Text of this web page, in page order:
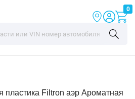
0
пластика Filtron аэр Ароматная